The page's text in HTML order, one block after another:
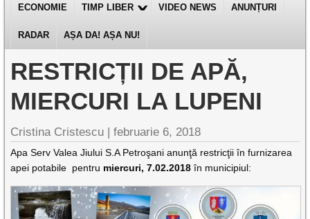
ECONOMIE TIMP LIBER VIDEO NEWS ANUNȚURI
RADAR AȘA DA! AȘA NU!
RESTRICȚII DE APĂ,
MIERCURI LA LUPENI
Cristina Cristescu |februarie 6, 2018
Apa Serv Valea Jiului S.A Petroşani anunţă restricţii în furnizarea
apei potabile pentru miercuri, 7.02.2018în municipiul: